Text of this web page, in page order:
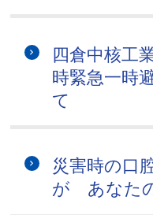
四倉中核工
時緊急一時
て
災害時の口
が あなた